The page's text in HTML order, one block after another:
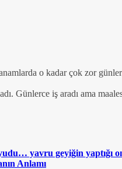
o kadar çok zor
Günlerce iş aradı ama
yavru geyiğin yaptığı
Anlamı